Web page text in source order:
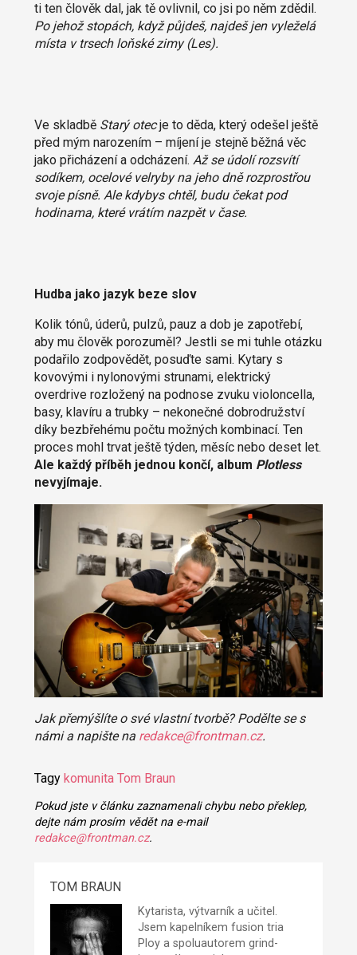
ti ten člověk dal, jak tě ovlivnil, co jsi po něm zdědil.
Po jehož stopách, když půjdeš, najdeš jen vyleželá
místa v trsech loňské zimy (Les).
Ve skladbě Starý otecje to děda, který odešel ještě
před mým narozením – míjení je stejně běžná věc
jako přicházení a odcházení. Až se údolí rozsvítí
sodíkem, ocelové velryby na jeho dně rozprostřou
svoje písně. Ale kdybys chtěl, budu čekat pod
hodinama, které vrátím nazpět v čase.
Hudba jako jazyk beze slov
Kolik tónů, úderů, pulzů, pauz a dob je zapotřebí,
aby mu člověk porozuměl? Jestli se mi tuhle otázku
podařilo zodpovědět, posuďte sami. Kytary s
kovovými i nylonovými strunami, elektrický
overdrive rozložený na podnose zvuku violoncella,
basy, klavíru a trubky – nekonečné dobrodružství
díky bezbřehému počtu možných kombinací. Ten
proces mohl trvat ještě týden, měsíc nebo deset let.
Ale každý příběh jednou končí, album Plotless
nevyjímaje.
Jak přemýšlíte o své vlastní tvorbě? Podělte se s
námi a napište na redakce@frontman.cz.
Tagy komunita Tom Braun
Pokud jste v článku zaznamenali chybu nebo překlep,
dejte nám prosím vědět na e-mail
redakce@frontman.cz.
TOM BRAUN
Kytarista, výtvarník a učitel.
Jsem kapelníkem fusion tria
Ploy a spoluautorem grind-